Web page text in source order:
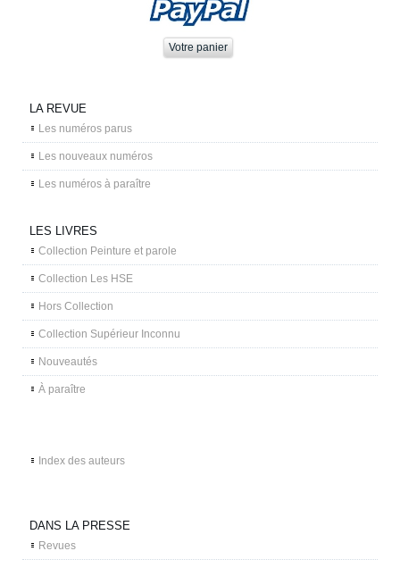
LA REVUE
Les numéros parus
Les nouveaux numéros
Les numéros à paraître
LES LIVRES
Collection Peinture et parole
Collection Les HSE
Hors Collection
Collection Supérieur Inconnu
Nouveautés
À paraître
Index des auteurs
DANS LA PRESSE
Revues